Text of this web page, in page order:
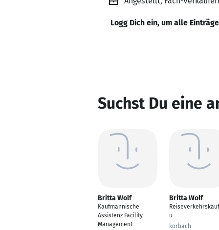
Logg Dich ein, um alle
Suchst Du eine
Britta Wolf
Kaufmännische
Assistenz Facility
Management
Britta Wolf
u
korbach